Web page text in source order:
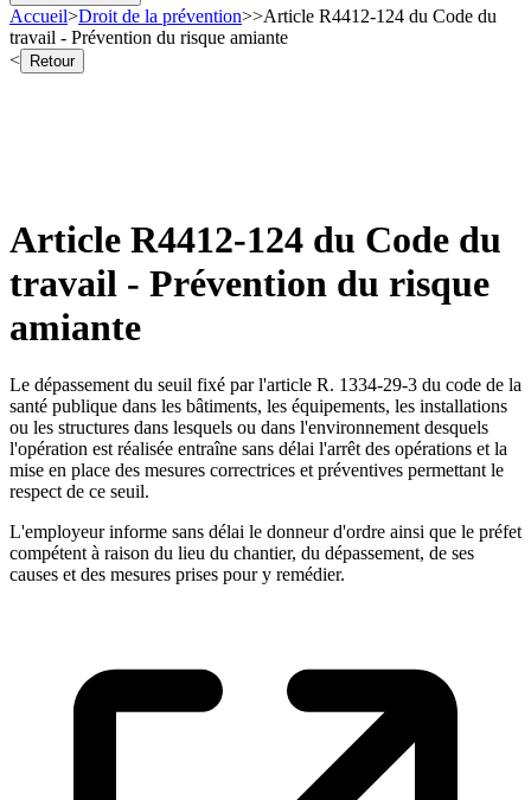
Accueil>Droit de la prévention>>Article R4412-124 du Code du
travail - Prévention du risque amiante
<
Retour
Article R4412-124 du Code du
travail - Prévention du risque
amiante
Le dépassement du seuil fixé par l'article R. 1334-29-3 du code de la
santé publique dans les bâtiments, les équipements, les installations
ou les structures dans lesquels ou dans l'environnement desquels
l'opération est réalisée entraîne sans délai l'arrêt des opérations et la
mise en place des mesures correctrices et préventives permettant le
respect de ce seuil.
L'employeur informe sans délai le donneur d'ordre ainsi que le préfet
compétent à raison du lieu du chantier, du dépassement, de ses
causes et des mesures prises pour y remédier.